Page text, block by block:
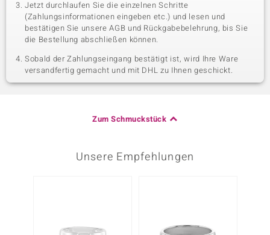
Jetzt durchlaufen Sie die einzelnen Schritte
(Zahlungsinformationen eingeben etc.) und lesen und
bestätigen Sie unsere AGB und Rückgabebelehrung, bis Sie
die Bestellung abschließen können.
Sobald der Zahlungseingang bestätigt ist, wird Ihre Ware
versandfertig gemacht und mit DHL zu Ihnen geschickt.
Zum Schmuckstück
Unsere Empfehlungen